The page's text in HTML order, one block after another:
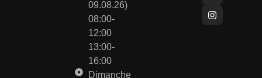
09.08.26)
08:00-
12:00
13:00-
16:00
Dimanche